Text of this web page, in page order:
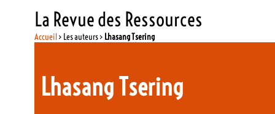
La Revue des Ressources
Accueil> Les auteurs > Lhasang Tsering
Lhasang Tsering